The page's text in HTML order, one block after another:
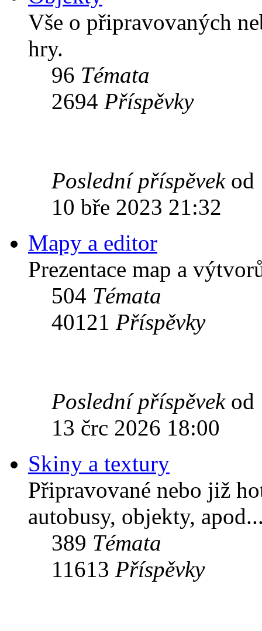
Vše o připravovaných
hry.
96 Témata
2694 Příspěvky
Poslední příspěvekod
10 bře 2023 21:32
Mapy a editor
Prezentace map a
504 Témata
40121 Příspěvky
Poslední příspěvekod
13 črc 2026 18:00
Skiny a textury
Připravované nebo již
autobusy, objekty,
389 Témata
11613 Příspěvky